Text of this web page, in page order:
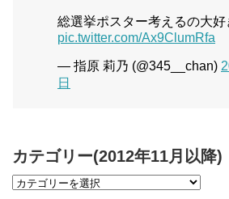
総選挙ポスター考えるの大好
pic.twitter.com/Ax9ClumRfa
— 指原 莉乃 (@345__chan)
日
カテゴリー(2012年11月以降)